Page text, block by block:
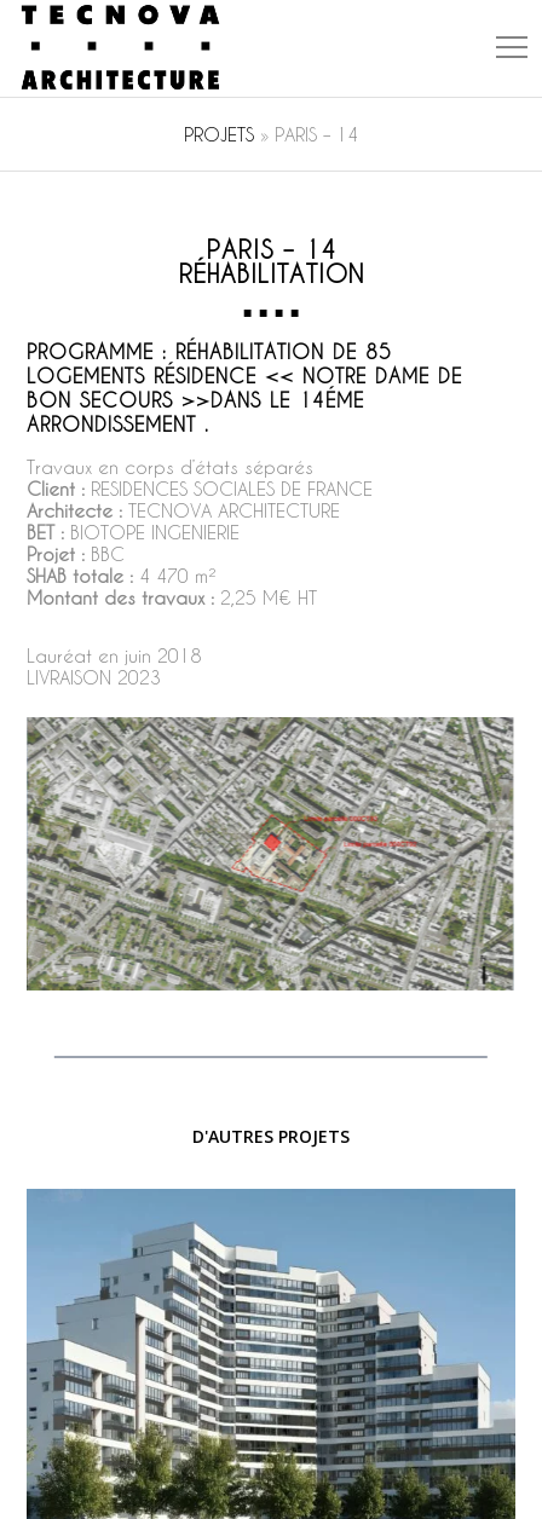
PROJETS » PARIS – 14
PARIS – 14
RÉHABILITATION
PROGRAMME : RÉHABILITATION DE 85
LOGEMENTS RÉSIDENCE << NOTRE DAME DE
BON SECOURS >>DANS LE 14ÉME
ARRONDISSEMENT .
Travaux en corps d’états séparés
Client : RESIDENCES SOCIALES DE FRANCE
Architecte : TECNOVA ARCHITECTURE
BET : BIOTOPE INGENIERIE
Projet : BBC
SHAB totale : 4 470 m²
Montant des travaux : 2,25 M€ HT
Lauréat en juin 2018
LIVRAISON 2023
D'AUTRES PROJETS